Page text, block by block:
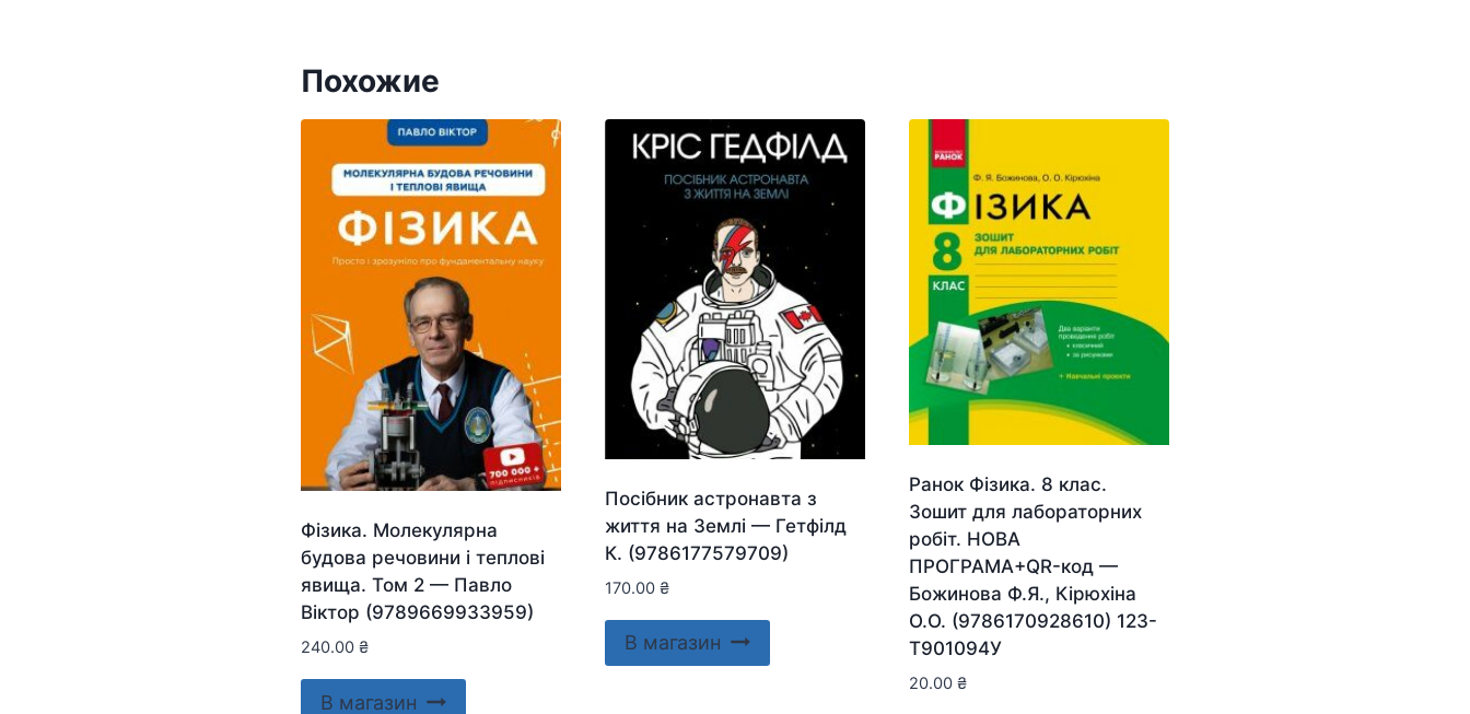
Похожие
Фізика. Молекулярна
будова речовини і теплові
явища. Том 2 — Павло
Віктор (9789669933959)
240.00 ₴
В магазин
Посібник астронавта з
життя на Землі — Гетфілд
К. (9786177579709)
170.00 ₴
В магазин
Ранок Фізика. 8 клас.
Зошит для лабораторних
робіт. НОВА
ПРОГРАМА+QR-код —
Божинова Ф.Я., Кірюхіна
О.О. (9786170928610) 123-
Т901094У
20.00 ₴